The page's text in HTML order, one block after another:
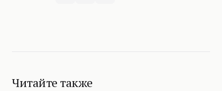
Читайте также